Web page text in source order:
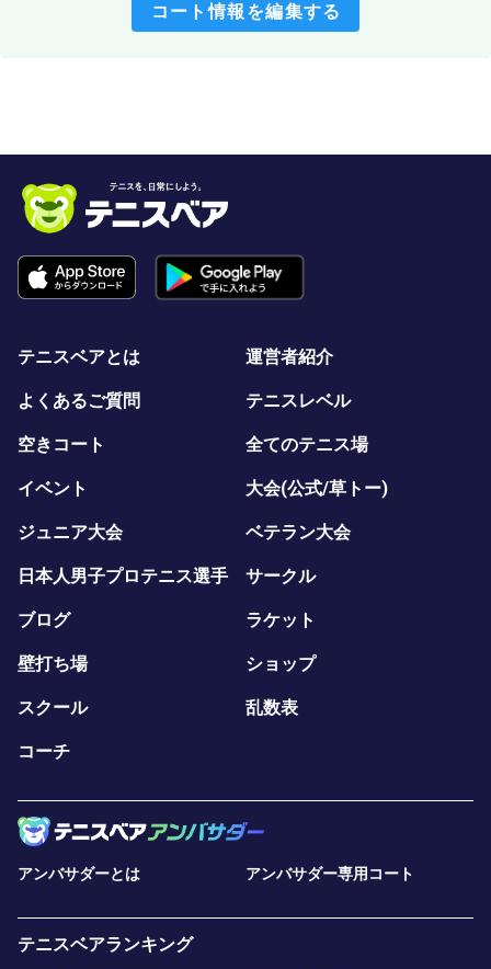
コート情報を編集する
テニスベアとは 運営者紹介
よくあるご質問 テニスレベル
空きコート 全てのテニス場
イベント 大会(公式/草トー)
ジュニア大会 ベテラン大会
日本人男子プロテニス選手 サークル
ブログ ラケット
壁打ち場 ショップ
スクール 乱数表
コーチ
アンバサダーとは アンバサダー専用コート
テニスベアランキング